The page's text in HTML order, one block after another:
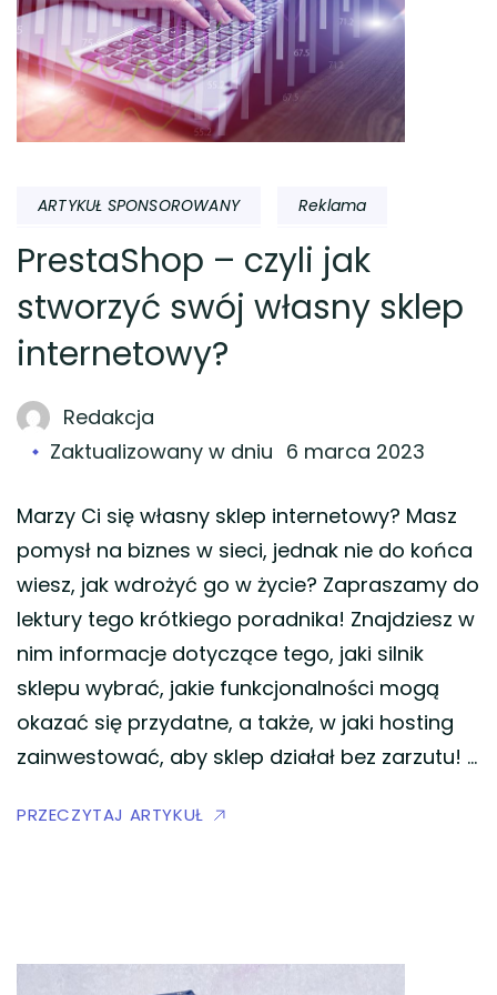
ARTYKUŁ SPONSOROWANY Reklama
PrestaShop – czyli jak
stworzyć swój własny sklep
internetowy?
Redakcja
Zaktualizowany w dniu 6 marca 2023
Marzy Ci się własny sklep internetowy? Masz
pomysł na biznes w sieci, jednak nie do końca
wiesz, jak wdrożyć go w życie? Zapraszamy do
lektury tego krótkiego poradnika! Znajdziesz w
nim informacje dotyczące tego, jaki silnik
sklepu wybrać, jakie funkcjonalności mogą
okazać się przydatne, a także, w jaki hosting
zainwestować, aby sklep działał bez zarzutu! …
PRZECZYTAJ ARTYKUŁ